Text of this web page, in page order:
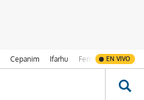
Cepanim Ifarhu Fenómeno de El
EN VIVO